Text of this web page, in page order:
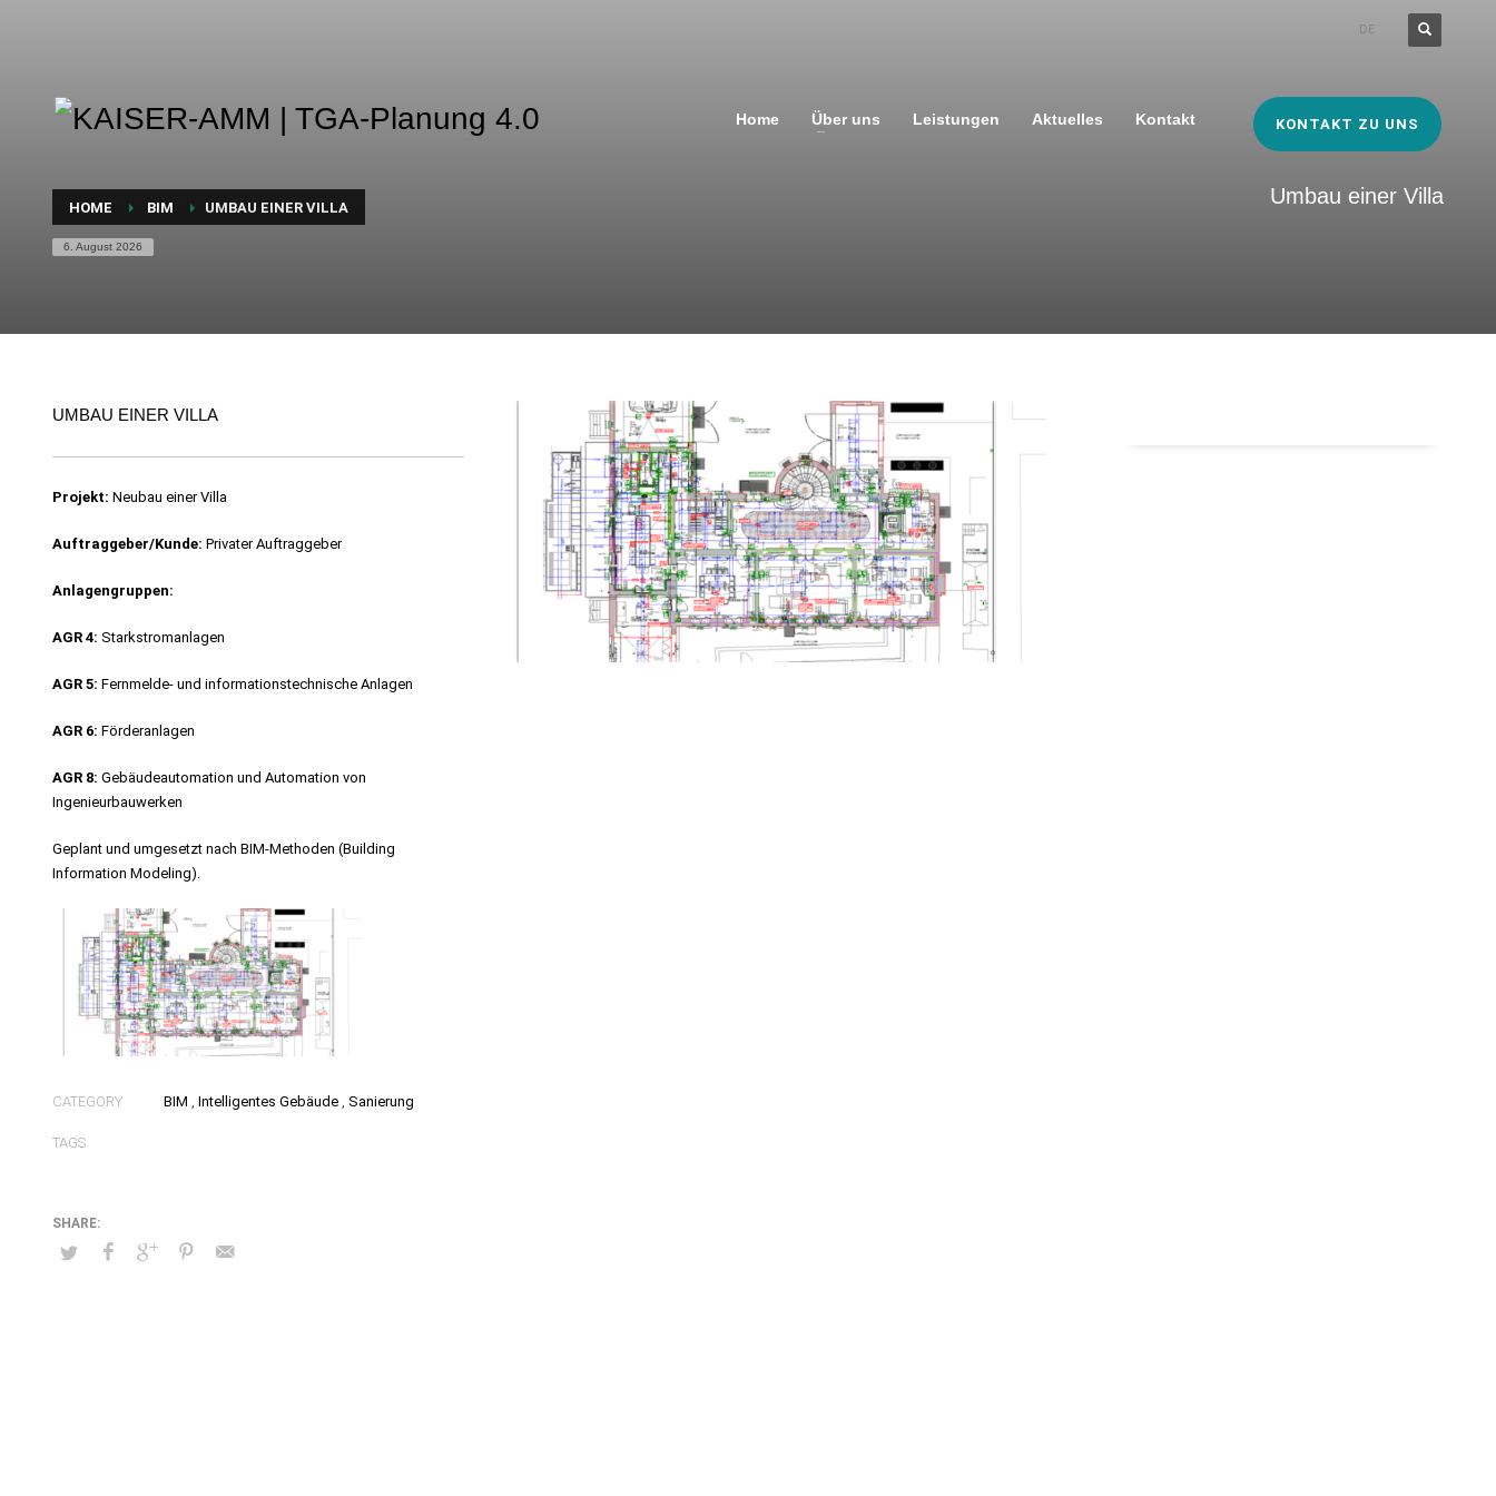
DE
Home Über uns Leistungen Aktuelles Kontakt KONTAKT ZU UNS
HOME BIM UMBAU EINER VILLA
6. August 2026
Umbau einer Villa
UMBAU EINER VILLA
Projekt: Neubau einer Villa
Auftraggeber/Kunde: Privater Auftraggeber
Anlagengruppen:
AGR 4: Starkstromanlagen
AGR 5: Fernmelde- und informationstechnische Anlagen
AGR 6: Förderanlagen
AGR 8: Gebäudeautomation und Automation von
Ingenieurbauwerken
Geplant und umgesetzt nach BIM-Methoden (Building
Information Modeling).
CATEGORY BIM , Intelligentes Gebäude , Sanierung
TAGS